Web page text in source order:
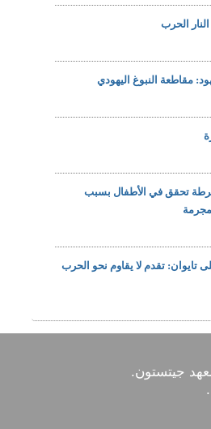
الحرب
مقاطعة النبوغ اليهودي
تحقق في الأطفال بسبب
تقدم لا يقاوم نحو الحرب